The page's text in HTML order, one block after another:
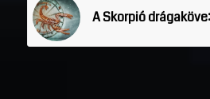
A Skorpió